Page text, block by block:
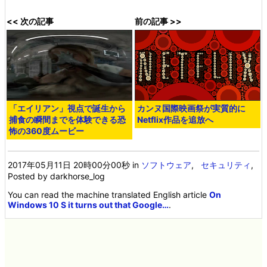
<< 次の記事
「エイリアン」視点で誕生から
捕食の瞬間までを体験できる恐
怖の360度ムービー
前の記事 >>
カンヌ国際映画祭が実質的に
Netflix作品を追放へ
2017年05月11日 20時00分00秒 in ソフトウェア, セキュリティ ,
Posted by darkhorse_log
You can read the machine translated English articleOn
Windows 10 S it turns out that Google….